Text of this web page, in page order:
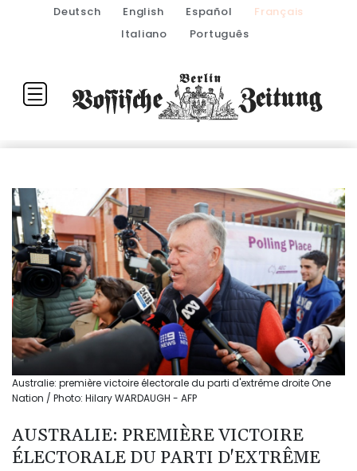
Deutsch English Español
Français
Italiano
Português
Australie: première victoire électorale du parti d'extrême droite One
Nation / Photo: Hilary WARDAUGH - AFP
AUSTRALIE: PREMIÈRE VICTOIRE
ÉLECTORALE DU PARTI D'EXTRÊME